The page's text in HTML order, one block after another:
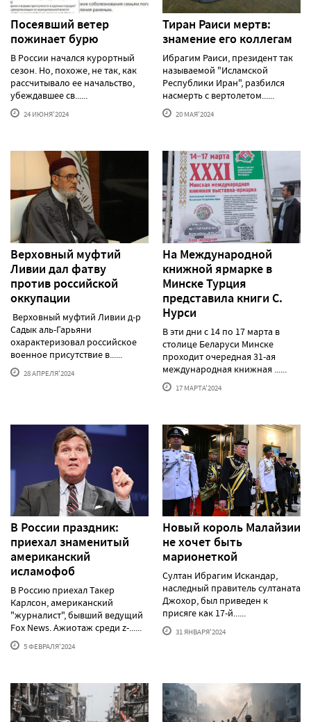
Посеявший ветер
пожинает бурю
В России начался курортный
сезон. Но, похоже, не так, как
рассчитывало ее начальство,
убеждавшее св......
24 ИЮНЯ'2024
Тиран Раиси мертв:
знамение его коллегам
Ибрагим Раиси, президент так
называемой "Исламской
Республики Иран", разбился
насмерть с вертолетом......
20 МАЯ'2024
Верховный муфтий
Ливии дал фатву
против российской
оккупации
Верховный муфтий Ливии д-р
Садык аль-Гарьяни
охарактеризовал российское
военное присутствие в......
28 АПРЕЛЯ'2024
На Международной
книжной ярмарке в
Минске Турция
представила книги С.
Нурси
В эти дни с 14 по 17 марта в
столице Беларуси Минске
проходит очередная 31-ая
международная книжная ......
17 МАРТА'2024
В России праздник:
приехал знаменитый
американский
исламофоб
В Россию приехал Такер
Карлсон, американский
"журналист", бывший ведущий
Fox News. Ажиотаж среди z-......
5 ФЕВРАЛЯ'2024
Новый король Малайзии
не хочет быть
марионеткой
Султан Ибрагим Искандар,
наследный правитель султаната
Джохор, был приведен к
присяге как 17-й......
31 ЯНВАРЯ'2024